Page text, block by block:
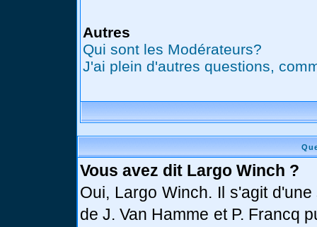
Autres
Qui sont les Modérateurs?
J'ai plein d'autres questions,
Vous avez dit Largo Winch ?
Oui, Largo Winch. Il s'agit
de J. Van Hamme et P. Francq